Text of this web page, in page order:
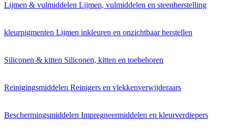
Lijmen & vulmiddelen Lijmen, vulmiddelen en steenherstelling
kleurpigmenten Lijmen inkleuren en onzichtbaar herstellen
Siliconen & kitten Siliconen, kitten en toebehoren
Reinigingsmiddelen Reinigers en vlekkenverwijderaars
Beschermingsmiddelen Impregneermiddelen en kleurverdiepers